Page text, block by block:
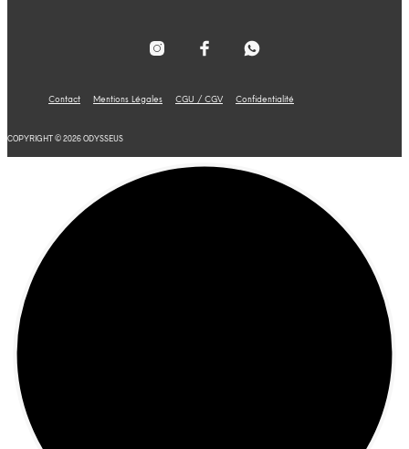
Contact Mentions Légales CGU / CGV Confidentialité
COPYRIGHT © 2026 ODYSSEUS